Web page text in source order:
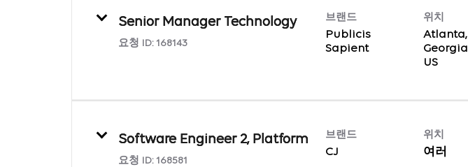
Senior Manager Technology
요청 ID: 168143
브랜드
Publicis
Sapient
위치
Atlanta,
Georgia
US
Software Engineer 2, Platform
요청 ID: 168581
브랜드
CJ
위치
여러